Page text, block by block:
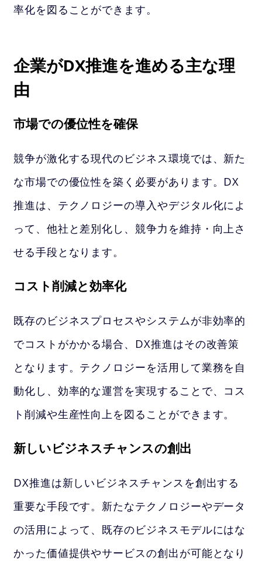
率化を図ることができます。
企業がDX推進を進める主な理
由
市場での優位性を確保
競争が激化する現代のビジネス環境では、新た
な市場での優位性を築く必要があります。DX
推進は、テクノロジーの導入やデジタル化によ
って、他社と差別化し、競争力を維持・向上さ
せる手段となります。
コスト削減と効率化
既存のビジネスプロセスやシステムが非効率的
でコストがかかる場合、DX推進はその改善策
となります。テクノロジーを活用して業務を自
動化し、効率的な運営を実現することで、コス
ト削減や生産性向上を図ることができます。
新しいビジネスチャンスの創出
DX推進は新しいビジネスチャンスを創出する
重要な手段です。新たなテクノロジーやデータ
の活用によって、既存のビジネスモデルにはな
かった価値提供やサービスの創出が可能となり